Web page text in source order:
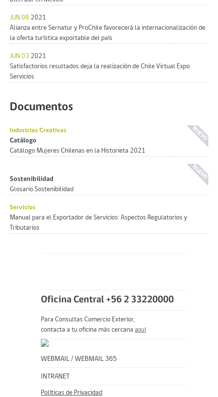
JUN 08 2021
Alianza entre Sernatur y ProChile favorecerá la internacionalización de
la oferta turística exportable del país
JUN 03 2021
Satisfactorios resultados deja la realización de Chile Virtual Expo
Servicios
Documentos
Industrias Creativas
Catálogo
Catálogo Mujeres Chilenas en la Historieta 2021
Sostenibilidad
Glosario Sostenibilidad
Servicios
Manual para el Exportador de Servicios: Aspectos Regulatorios y
Tributarios
Oficina Central +56 2 33220000
Para Consultas Comercio Exterior,
contacta a tu oficina más cercana aquí
WEBMAIL / WEBMAIL 365
INTRANET
Políticas de Privacidad